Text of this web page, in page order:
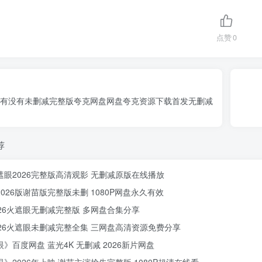
点赞0
没有未删减完整版夸克网盘网盘夸克资源下载首发无删减
眼2026完整版高清观影 无删减原版在线播放
版谢苗版完整版未删 1080P网盘永久有效
火遮眼无删减完整版 多网盘合集分享
火遮眼未删减完整全集 三网盘高清资源免费分享
》百度网盘 蓝光4K 无删减 2026新片网盘